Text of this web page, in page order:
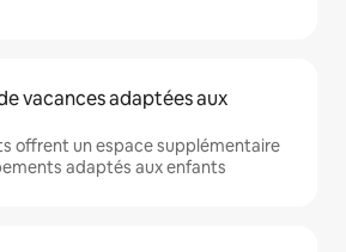
vacances adaptées aux
offrent un espace supplémentaire
adaptés aux enfants